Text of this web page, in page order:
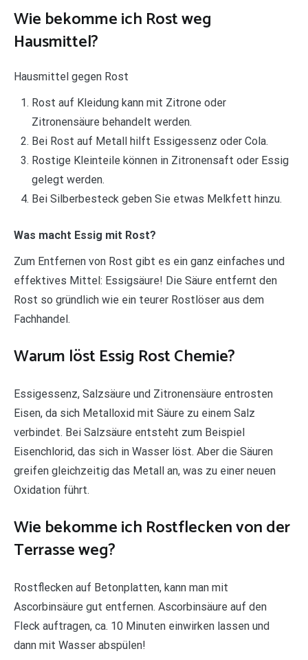
Wie bekomme ich Rost weg
Hausmittel?
Hausmittel gegen Rost
Rost auf Kleidung kann mit Zitrone oder
Zitronensäure behandelt werden.
Bei Rost auf Metall hilft Essigessenz oder Cola.
Rostige Kleinteile können in Zitronensaft oder Essig
gelegt werden.
Bei Silberbesteck geben Sie etwas Melkfett hinzu.
Was macht Essig mit Rost?
Zum Entfernen von Rost gibt es ein ganz einfaches und
effektives Mittel: Essigsäure! Die Säure entfernt den
Rost so gründlich wie ein teurer Rostlöser aus dem
Fachhandel.
Warum löst Essig Rost Chemie?
Essigessenz, Salzsäure und Zitronensäure entrosten
Eisen, da sich Metalloxid mit Säure zu einem Salz
verbindet. Bei Salzsäure entsteht zum Beispiel
Eisenchlorid, das sich in Wasser löst. Aber die Säuren
greifen gleichzeitig das Metall an, was zu einer neuen
Oxidation führt.
Wie bekomme ich Rostflecken von der
Terrasse weg?
Rostflecken auf Betonplatten, kann man mit
Ascorbinsäure gut entfernen. Ascorbinsäure auf den
Fleck auftragen, ca. 10 Minuten einwirken lassen und
dann mit Wasser abspülen!